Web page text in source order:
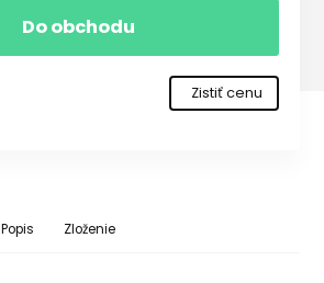
Do obchodu
Zistiť cenu
Popis Zloženie